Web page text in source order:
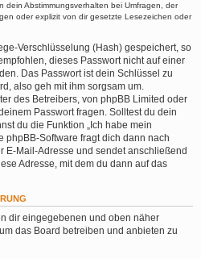
dein Abstimmungsverhalten bei Umfragen, der
oder explizit von dir gesetzte Lesezeichen oder
Verschlüsselung (Hash) gespeichert, so
dieses Passwort nicht auf einer
Das Passwort ist dein Schlüssel zu
also geh mit ihm sorgsam um.
des Betreibers, von phpBB Limited oder
Passwort fragen. Solltest du dein
du die Funktion „Ich habe mein
phpBB-Software fragt dich dann nach
E-Mail-Adresse und sendet anschließend
Adresse, mit dem du dann auf das
dir eingegebenen und oben näher
das Board betreiben und anbieten zu